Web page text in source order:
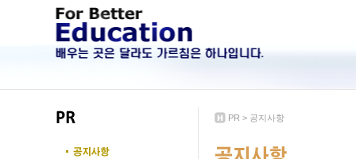
PR > 공지사항